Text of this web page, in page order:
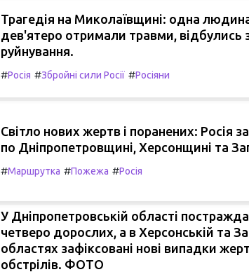
Трагедія на Миколаївщині: одна
дев'ятеро отримали травми, відбулись
руйнування.
#Росія #Збройні сили Росії #Росіяни
Світло нових жертв і поранених: Росія
по Дніпропетровщині, Херсонщині та
#Маршрутка #Пожежа #Росія
У Дніпропетровській області
четверо дорослих, а в Херсонській та
областях зафіксовані нові випадки
обстрілів. ФОТО